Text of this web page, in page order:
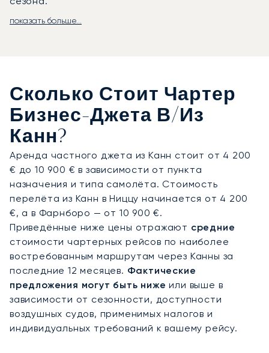
Мы строим путешествие вокруг вашего
минуты: работайте или отдыхайте с момента
взлёта до самой посадки. По прибытии лимузин
доставит вас прямо ко Дворцу фестивалей и
конгрессов.
Наш богатый опыт в организации перелётов на
крупнейшие мировые события, такие как
Олимпийские игры и чемпионаты мира,
подтверждает нашу приверженность
высочайшим стандартам безопасности и
качества. Благодаря этой экспертизе ваш
перелёт в столь востребованное направление,
как Канны, будет организован безупречно и с
абсолютной уверенностью.
показать больше...
Сколько Стоит Чартер
Бизнес-Джета В/из
Канн?
Аренда частного джета из Канн стоит от 4 200
€ до 10 900 € в зависимости от пункта
назначения и типа самолёта. Стоимость
перелёта из Канн в Ниццу начинается от 4 200
€, а в Фарнборо — от 10 900 €.
Приведённые ниже цены отражают средние
стоимости чартерных рейсов по наиболее
востребованным маршрутам через Канны за
последние 12 месяцев. Фактические
предложения могут быть ниже или выше в
зависимости от сезонности, доступности
воздушных судов, применимых налогов и
индивидуальных требований к вашему рейсу.